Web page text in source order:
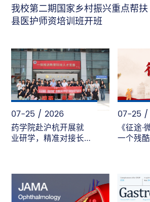
“暑”光里的首医人——致敬每一份
“不被看见”的坚守
07-25 / 2026
药学院赴沪杭开展就
业研学，精准对接长
07-25 /
《征途·
一个残